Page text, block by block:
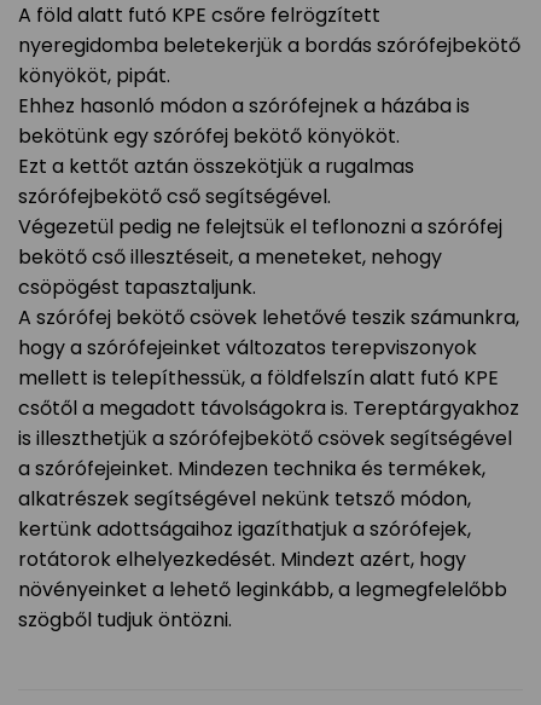
A föld alatt futó KPE csőre felrögzített
nyeregidomba beletekerjük a bordás szórófejbekötő
könyököt, pipát.
Ehhez hasonló módon a szórófejnek a házába is
bekötünk egy szórófej bekötő könyököt.
Ezt a kettőt aztán összekötjük a rugalmas
szórófejbekötő cső segítségével.
Végezetül pedig ne felejtsük el teflonozni a szórófej
bekötő cső illesztéseit, a meneteket, nehogy
csöpögést tapasztaljunk.
A szórófej bekötő csövek lehetővé teszik számunkra,
hogy a szórófejeinket változatos terepviszonyok
mellett is telepíthessük, a földfelszín alatt futó KPE
csőtől a megadott távolságokra is. Tereptárgyakhoz
is illeszthetjük a szórófejbekötő csövek segítségével
a szórófejeinket. Mindezen technika és termékek,
alkatrészek segítségével nekünk tetsző módon,
kertünk adottságaihoz igazíthatjuk a szórófejek,
rotátorok elhelyezkedését. Mindezt azért, hogy
növényeinket a lehető leginkább, a legmegfelelőbb
szögből tudjuk öntözni.